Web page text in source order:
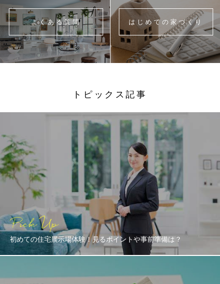
よくある質問 はじめての家づくり
トピックス記事
初めての住宅展示場体験！見るポイントや事前準備は？